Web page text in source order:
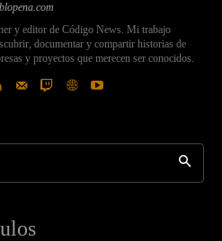
y editor de Código News. Mi trabajo
documentar y compartir historias de
y proyectos que merecen ser conocidos.